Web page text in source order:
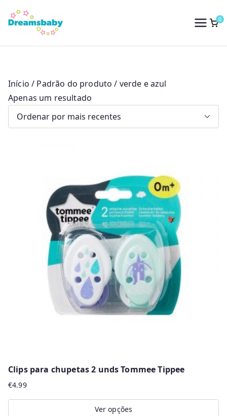
para
conteúdo
Dreams Baby
0
Início / Padrão do produto / verde e azul
Apenas um resultado
Clips para chupetas 2 unds Tommee Tippee
€4.99
Ver opções